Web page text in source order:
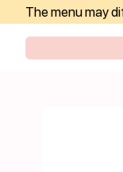
The menu may